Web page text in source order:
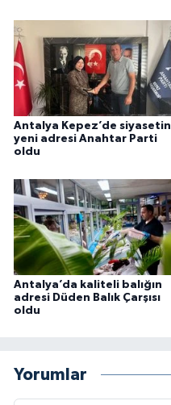
Antalya Kepez’de siyasetin
yeni adresi Anahtar Parti
oldu
Antalya’da kaliteli balığın
adresi Düden Balık Çarşısı
oldu
Yorumlar